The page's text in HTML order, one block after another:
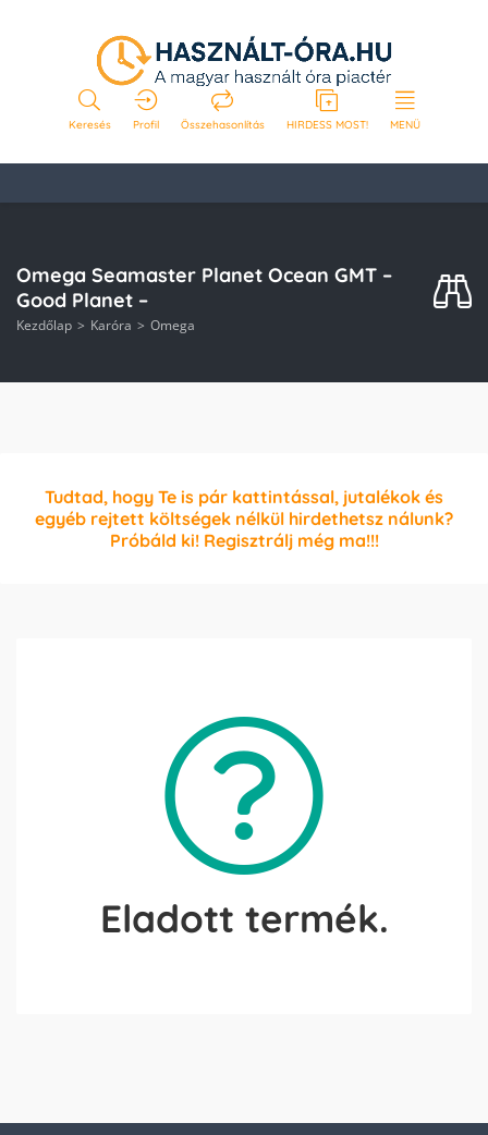
Keresés Profil Összehasonlítás HIRDESS MOST! MENÜ
Omega Seamaster Planet Ocean GMT –
Good Planet –
Kezdőlap Karóra Omega
Tudtad, hogy Te is pár kattintással, jutalékok és
egyéb rejtett költségek nélkül hirdethetsz nálunk?
Próbáld ki! Regisztrálj még ma!!!
Eladott termék.